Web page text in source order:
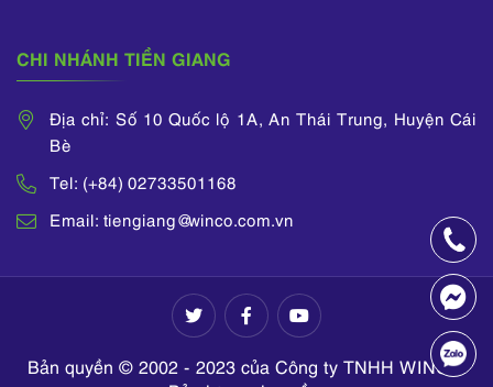
CHI NHÁNH TIỀN GIANG
Địa chỉ: Số 10 Quốc lộ 1A, An Thái Trung, Huyện Cái
Bè
Tel: (+84) 02733501168
Email: tiengiang@winco.com.vn
Bản quyền © 2002 - 2023 của Công ty TNHH WINCO.